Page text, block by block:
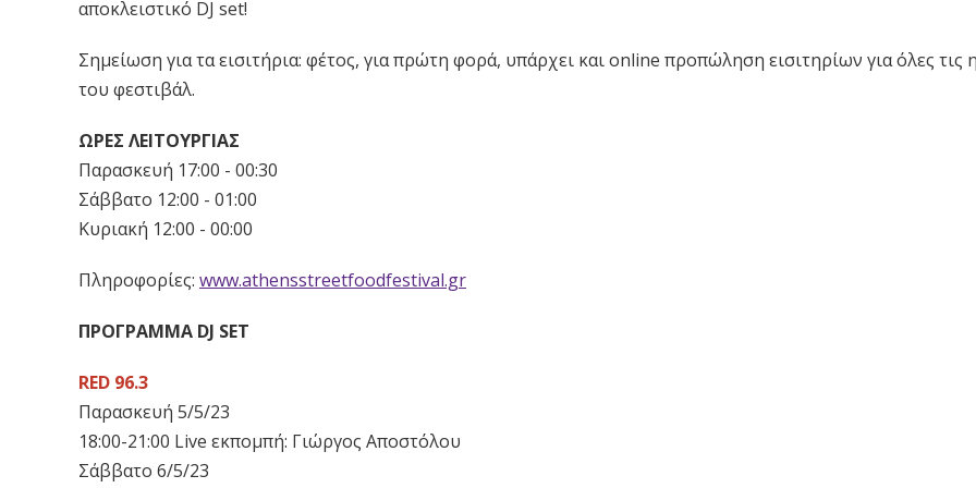
αποκλειστικό DJ set!
Σημείωση για τα εισιτήρια: φέτος, για πρώτη φορά, υπάρχει και online προπώληση εισιτηρίων για όλες τις
του φεστιβάλ.
ΩΡΕΣ ΛΕΙΤΟΥΡΓΙΑΣ
Παρασκευή 17:00 - 00:30
Σάββατο 12:00 - 01:00
Κυριακή 12:00 - 00:00
Πληροφορίες: www.athensstreetfoodfestival.gr
ΠΡΟΓΡΑΜΜΑ DJ SET
RED 96.3
Παρασκευή 5/5/23
18:00-21:00 Live εκπομπή: Γιώργος Αποστόλου
Σάββατο 6/5/23